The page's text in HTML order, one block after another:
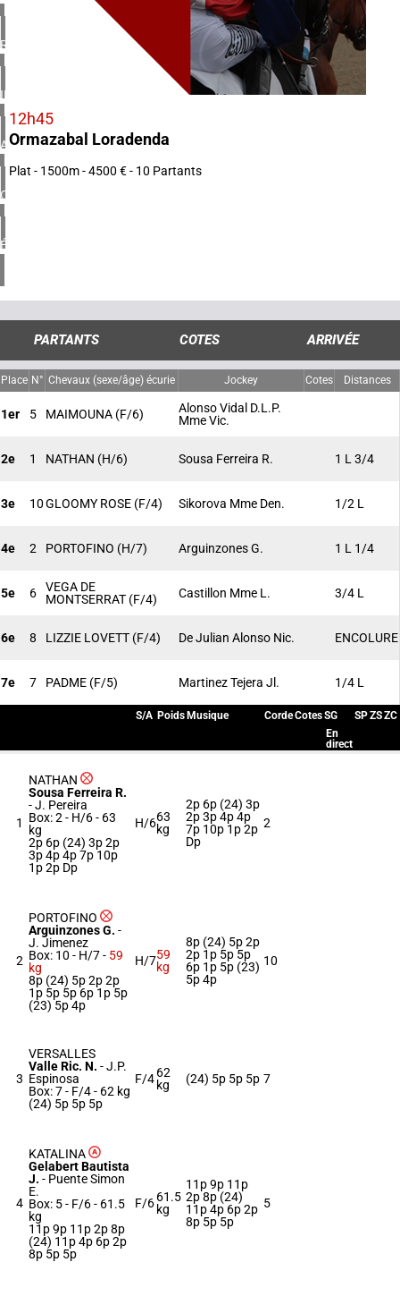
1 réunion(s)
ROYAUME-UNI
4 réunion(s)
IRLANDE
1 réunion(s)
ARGENTINE
1 réunion(s)
CHILI
1 réunion(s)
ÉTATS-UNIS
4 réunion(s)
12h45
Ormazabal Loradenda
Plat - 1500m - 4500 € - 10 Partants
PARTANTS COTES ARRIVÉE
Place N° Chevaux (sexe/âge) écurie Jockey Cotes Distances
1er 5 MAIMOUNA (F/6)
Alonso Vidal D.L.P.
Mme Vic.
2e 1 NATHAN (H/6) Sousa Ferreira R. 1 L 3/4
3e 10GLOOMY ROSE (F/4) Sikorova Mme Den. 1/2 L
4e 2 PORTOFINO (H/7) Arguinzones G. 1 L 1/4
5e 6
VEGA DE
MONTSERRAT (F/4) Castillon Mme L. 3/4 L
6e 8 LIZZIE LOVETT (F/4) De Julian Alonso Nic. ENCOLURE
7e 7 PADME (F/5) Martinez Tejera Jl. 1/4 L
S/A Poids Musique CordeCotesSG SPZSZC
En
direct
1
NATHAN
Sousa Ferreira R.
-J. Pereira
Box: 2 - H/6 - 63
kg
2p 6p (24) 3p 2p
3p 4p 4p 7p 10p
1p 2p Dp
H/663
kg
2p 6p (24) 3p
2p 3p 4p 4p
7p 10p 1p 2p
Dp
2
2
PORTOFINO
Arguinzones G. -
J. Jimenez
Box: 10 - H/7 - 59
kg
8p (24) 5p 2p 2p
1p 5p 5p 6p 1p 5p
(23) 5p 4p
H/759
kg
8p (24) 5p 2p
2p 1p 5p 5p
6p 1p 5p (23)
5p 4p
10
3
VERSALLES
Valle Ric. N. -J.P.
Espinosa
Box: 7 - F/4 - 62 kg
(24) 5p 5p 5p
F/462
kg
(24) 5p 5p 5p 7
4
KATALINA
Gelabert Bautista
J. - Puente Simon
E.
Box: 5 - F/6 - 61.5
kg
11p 9p 11p 2p 8p
(24) 11p 4p 6p 2p
8p 5p 5p
F/661.5
kg
11p 9p 11p
2p 8p (24)
11p 4p 6p 2p
8p 5p 5p
5